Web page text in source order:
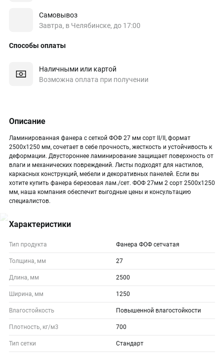
Самовывоз
Завтра, в Челябинске, до 17:00
Способы оплаты
Наличными или картой
Возможна оплата при получении
Описание
Ламинированная фанера с сеткой ФОФ 27 мм сорт II/II, формат
2500х1250 мм, сочетает в себе прочность, жесткость и устойчивость к
деформации. Двустороннее ламинирование защищает поверхность от
влаги и механических повреждений. Листы подходят для настилов,
каркасных конструкций, мебели и декоративных панелей. Если вы
хотите купить фанера березовая лам./сет. ФОФ 27мм 2 сорт 2500х1250
мм, наша компания обеспечит выгодные цены и консультацию
специалистов.
Характеристики
Тип продукта Фанера ФОФ сетчатая
Толщина, мм 27
Длина, мм 2500
Ширина, мм 1250
Влагостойкость Повышенной влагостойкости
Плотность, кг/м3 700
Тип сетки Стандарт